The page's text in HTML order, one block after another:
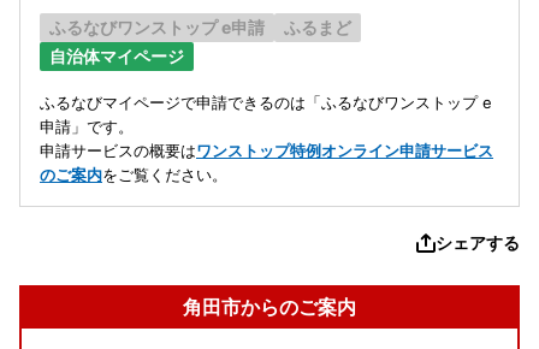
ふるなびワンストップ e申請
ふるまど
自治体マイページ
ふるなびマイページで申請できるのは「ふるなびワンストップ e
申請」です。
申請サービスの概要はワンストップ特例オンライン申請サービス
のご案内をご覧ください。
シェアする
角田市からのご案内